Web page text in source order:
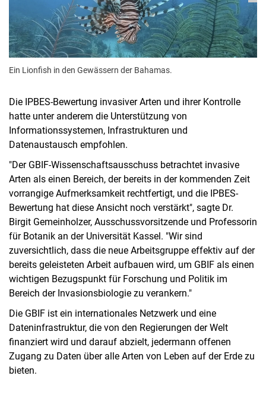
Ein Lionfish in den Gewässern der Bahamas.
Die IPBES-Bewertung invasiver Arten und ihrer Kontrolle
hatte unter anderem die Unterstützung von
Informationssystemen, Infrastrukturen und
Datenaustausch empfohlen.
"Der GBIF-Wissenschaftsausschuss betrachtet invasive
Arten als einen Bereich, der bereits in der kommenden Zeit
vorrangige Aufmerksamkeit rechtfertigt, und die IPBES-
Bewertung hat diese Ansicht noch verstärkt", sagte Dr.
Birgit Gemeinholzer, Ausschussvorsitzende und Professorin
für Botanik an der Universität Kassel. "Wir sind
zuversichtlich, dass die neue Arbeitsgruppe effektiv auf der
bereits geleisteten Arbeit aufbauen wird, um GBIF als einen
wichtigen Bezugspunkt für Forschung und Politik im
Bereich der Invasionsbiologie zu verankern."
Die GBIF ist ein internationales Netzwerk und eine
Dateninfrastruktur, die von den Regierungen der Welt
finanziert wird und darauf abzielt, jedermann offenen
Zugang zu Daten über alle Arten von Leben auf der Erde zu
bieten.